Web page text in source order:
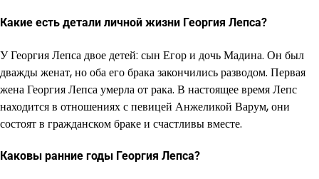
Какие есть детали личной жизни Георгия Лепса?
У Георгия Лепса двое детей: сын Егор и дочь Мадина. Он был
дважды женат, но оба его брака закончились разводом. Первая
жена Георгия Лепса умерла от рака. В настоящее время Лепс
находится в отношениях с певицей Анжеликой Варум, они
состоят в гражданском браке и счастливы вместе.
Каковы ранние годы Георгия Лепса?